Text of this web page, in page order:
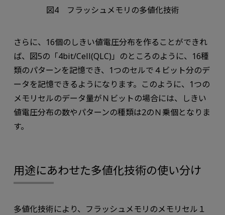
図4 フラッシュメモリの多値化技術
さらに、16個のしきい値電圧分布を作ることができれ
ば、図5の「4bit/Cell(QLC)」のところのように、16種
類のパターンを記憶でき、1つのセルで４ビット分のデ
ータを記憶できるようになります。このように、1つの
メモリセルのデータ量がＮビットの場合には、しきい
値電圧分布の数やパターンの種類は2のＮ乗個となりま
す。
用途にあわせた多値化技術の使い分け
多値化技術により、フラッシュメモリのメモリセル１